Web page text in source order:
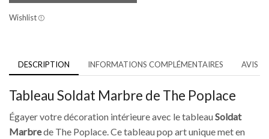
Wishlist
DESCRIPTION INFORMATIONS COMPLÉMENTAIRES AVIS (1)
Tableau Soldat Marbre de The Poplace
Égayer votre décoration intérieure avec le tableauSoldat
Marbrede The Poplace. Ce tableau pop art unique met en